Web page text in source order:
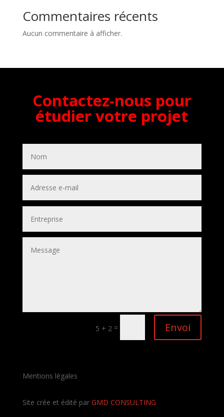
Commentaires récents
Aucun commentaire à afficher.
Contactez-nous pour
étudier votre projet
5 + 2 = Envoi
Mentions légales
Site crée et édité par GMD CONSULTING